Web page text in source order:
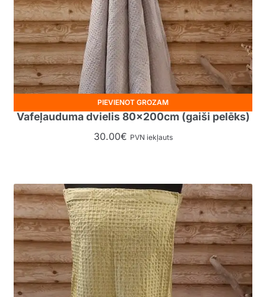
Vafeļauduma dvielis 80x200cm (gaiši pelēks)
30.00€ PVN iekļauts
PIEVIENOT GROZAM